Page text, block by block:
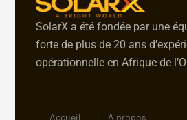
SolarX a été fondée par une
forte de plus de 20 ans
opérationnelle en Afrique de
Accueil A propos